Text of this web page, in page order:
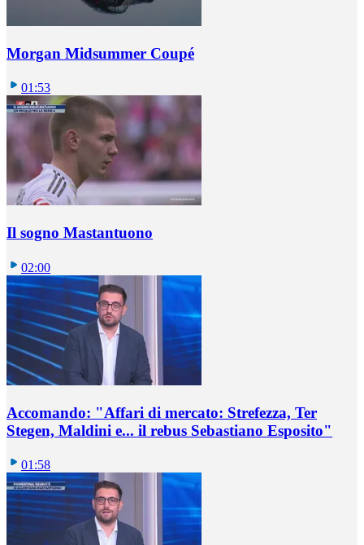
Morgan Midsummer Coupé
01:53
Il sogno Mastantuono
02:00
Accomando: "Affari di mercato: Strefezza, Ter
Stegen, Maldini e... il rebus Sebastiano Esposito"
01:58